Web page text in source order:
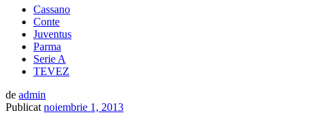
Cassano
Conte
Juventus
Parma
Serie A
TEVEZ
de admin
Publicat noiembrie 1, 2013